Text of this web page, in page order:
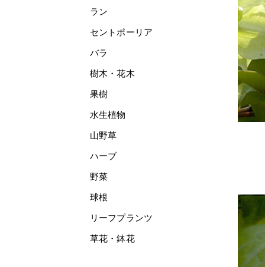
ラン
セントポーリア
バラ
樹木・花木
果樹
水生植物
山野草
ハーブ
野菜
球根
リーフプランツ
草花・鉢花